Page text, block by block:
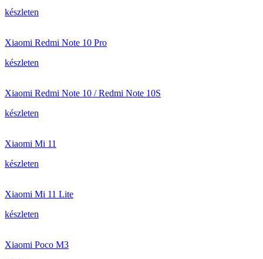
készleten
Xiaomi Redmi Note 10 Pro
készleten
Xiaomi Redmi Note 10 / Redmi Note 10S
készleten
Xiaomi Mi 11
készleten
Xiaomi Mi 11 Lite
készleten
Xiaomi Poco M3